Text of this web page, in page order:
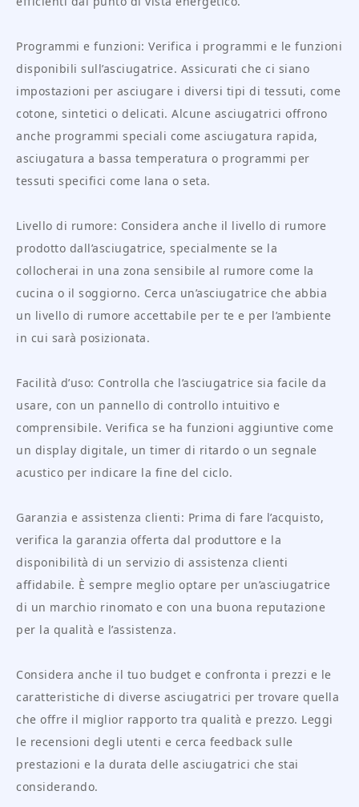
Programmi e funzioni: Verifica i programmi e le funzioni
disponibili sull’asciugatrice. Assicurati che ci siano
impostazioni per asciugare i diversi tipi di tessuti, come
cotone, sintetici o delicati. Alcune asciugatrici offrono
anche programmi speciali come asciugatura rapida,
asciugatura a bassa temperatura o programmi per
tessuti specifici come lana o seta.
Livello di rumore: Considera anche il livello di rumore
prodotto dall’asciugatrice, specialmente se la
collocherai in una zona sensibile al rumore come la
cucina o il soggiorno. Cerca un’asciugatrice che abbia
un livello di rumore accettabile per te e per l’ambiente
in cui sarà posizionata.
Facilità d’uso: Controlla che l’asciugatrice sia facile da
usare, con un pannello di controllo intuitivo e
comprensibile. Verifica se ha funzioni aggiuntive come
un display digitale, un timer di ritardo o un segnale
acustico per indicare la fine del ciclo.
Garanzia e assistenza clienti: Prima di fare l’acquisto,
verifica la garanzia offerta dal produttore e la
disponibilità di un servizio di assistenza clienti
affidabile. È sempre meglio optare per un’asciugatrice
di un marchio rinomato e con una buona reputazione
per la qualità e l’assistenza.
Considera anche il tuo budget e confronta i prezzi e le
caratteristiche di diverse asciugatrici per trovare quella
che offre il miglior rapporto tra qualità e prezzo. Leggi
le recensioni degli utenti e cerca feedback sulle
prestazioni e la durata delle asciugatrici che stai
considerando.